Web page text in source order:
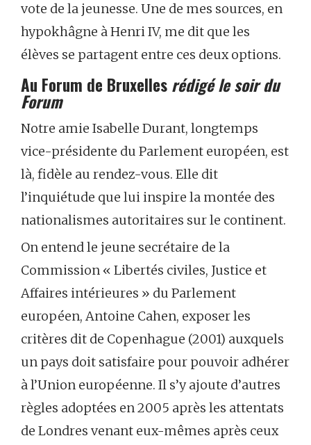
vote de la jeunesse. Une de mes sources, en
hypokhâgne à Henri IV, me dit que les
élèves se partagent entre ces deux options.
Au Forum de Bruxelles rédigé le soir du
Forum
Notre amie Isabelle Durant, longtemps
vice-présidente du Parlement européen, est
là, fidèle au rendez-vous. Elle dit
l’inquiétude que lui inspire la montée des
nationalismes autoritaires sur le continent.
On entend le jeune secrétaire de la
Commission « Libertés civiles, Justice et
Affaires intérieures » du Parlement
européen, Antoine Cahen, exposer les
critères dit de Copenhague (2001) auxquels
un pays doit satisfaire pour pouvoir adhérer
à l’Union européenne. Il s’y ajoute d’autres
règles adoptées en 2005 après les attentats
de Londres venant eux-mêmes après ceux